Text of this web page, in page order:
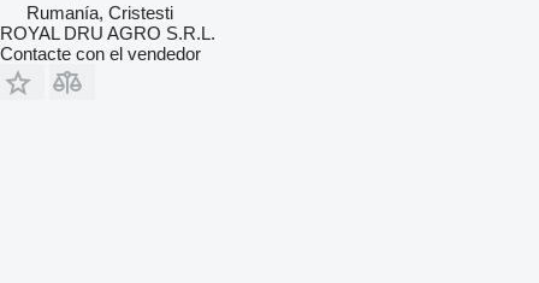
Rumanía, Cristesti
ROYAL DRU AGRO S.R.L.
Contacte con el vendedor